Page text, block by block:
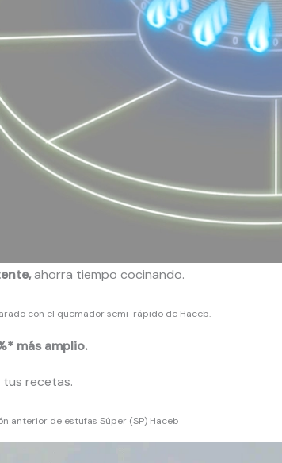
ahorra tiempo cocinando.
con el quemador semi-rápido de Haceb.
más amplio.
tus recetas.
anterior de estufas Súper (SP) Haceb